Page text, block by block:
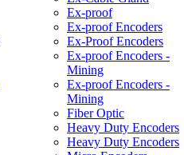
Ex-proof
Ex-proof Encoders
Ex-Proof Encoders
Ex-proof Encoders -
Mining
Ex-proof Encoders -
Mining
Fiber Optic
Heavy Duty Encoders
Heavy Duty Encoders